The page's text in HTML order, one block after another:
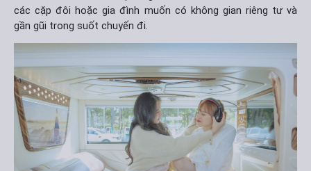
các cặp đôi hoặc gia đình muốn có không gian riêng tư và
gần gũi trong suốt chuyến đi.